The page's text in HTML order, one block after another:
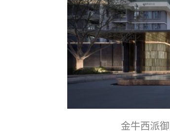
金牛西派